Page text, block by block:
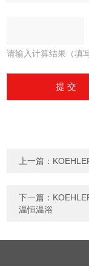
请输入计算结果（填
上一篇：
下一篇：
温恒温浴